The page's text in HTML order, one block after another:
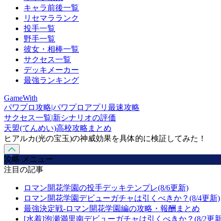
キャラ前後一覧
リセマラランク
投手一覧
野手一覧
彼女・相棒一覧
サクセス一覧
デッキメーカー
最強ランキング
GameWith
パワプロ攻略|パワプロアプリ最速攻略
サクセス一覧|新シナリオの評価
天盟(てんめい)高校攻略まとめ
ヒアルカ(光の宝玉)の神威効果を具体的に検証してみた！
攻略 メニュー
注目の記事
ロマン開花学園の投手デッキテンプレ(8/6更新)
ロマン開花学園デビューガチャは引くべきか？(8/4更新)
最強決定戦-ロマン開花学園編の攻略・報酬まとめ
[水着]泡瀬満里南デビューガチャは引くべきか？(8/2更